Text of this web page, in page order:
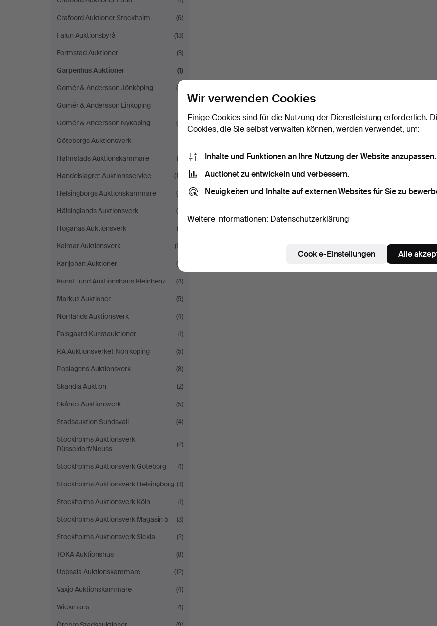
Crafoord Auktioner Stockholm
(6)
Falun Auktionsbyrå
(13)
Formstad Auktioner
(3)
Garpenhus Auktioner
(1)
Gomér & Andersson Jönköping
(5)
Gomér & Andersson Linköping
Gomér & Andersson Nyköping
(4)
Göteborgs Auktionsverk
Halmstads Auktionskammare
(3)
Handelslagret Auktionsservice
(12)
Helsingborgs Auktionskammare
(5)
Hälsinglands Auktionsverk
(8)
Höganäs Auktionsverk
(3)
Kalmar Auktionsverk
(17)
Karljohan Auktioner
(5)
Kunst- und Auktionshaus Kleinhenz
(4)
Markus Auktioner
(5)
Norrlands Auktionsverk
(4)
Palsgaard Kunstauktioner
(1)
RA Auktionsverket Norrköping
(5)
Roslagens Auktionsverk
(8)
Skandia Auktion
(2)
Skånes Auktionsverk
(5)
Stadsauktion Sundsvall
(4)
Stockholms Auktionsverk
Düsseldorf/Neuss
(2)
Stockholms Auktionsverk Göteborg
(1)
Stockholms Auktionsverk Helsingborg (3)
Stockholms Auktionsverk Köln
(1)
Stockholms Auktionsverk Magasin 5
(3)
Stockholms Auktionsverk Sickla
(2)
TOKA Auktionshus
(8)
Uppsala Auktionskammare
(12)
Växjö Auktionskammare
(4)
Wickmans
(1)
Wir verwenden Cookies
Einige Cookies sind für die Nutzung der Dienstleistung erforderlich.
Cookies, die Sie selbst verwalten können, werden verwendet, um:
Inhalte und Funktionen an Ihre Nutzung der Website anzupassen.
Auctionet zu entwickeln und verbessern.
Neuigkeiten und Inhalte auf externen Websites für Sie zu
Weitere Informationen: Datenschutzerklärung
Cookie-Einstellungen Alle